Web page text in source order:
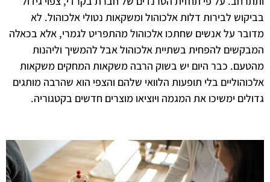
לבירות דלות אלכוהול ומשקאות נטולי אלכוהול. לא
על אנשים שחתכו אלכוהול מהתפריט לגמרי, אלא בכאלה
להפחית בשתיית אלכוהול אבל להמשיך וליהנות
כבר היום יש בשוק הרבה משקאות המחקים משקאות
בלי תופעות הלוואי שלהם והצפי הוא שהרבה מותגים
ימשיכו את המגמה ויוציאו מוצרים חדשים בקטגוריה.